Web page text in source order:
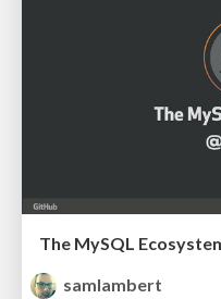
The MySQL
samlambert